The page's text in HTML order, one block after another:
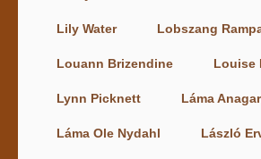
Lily Water Lobszang
Louann Brizendine Louise
Lynn Picknett Láma
Láma Ole Nydahl László